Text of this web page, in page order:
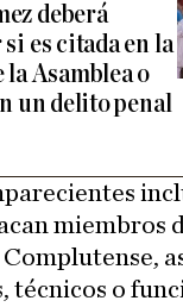
deberá
es citada en la
Asamblea o
un delito penal
miembros
técnicos o